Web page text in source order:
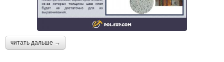
читать дальше →